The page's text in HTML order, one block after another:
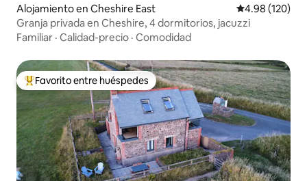
Alojamiento en Cheshire East Calificación
4.98 (120)
Granja privada en Cheshire, 4 dormitorios, jacuzzi
Familiar · Calidad-precio · Comodidad
Favorito entre huéspedes preferido
Favorito entre huéspedes